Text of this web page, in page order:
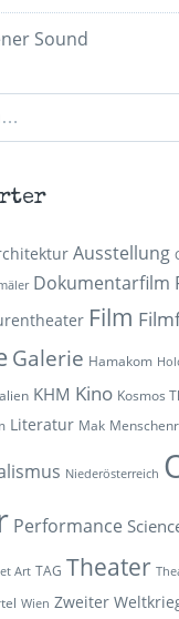
Sound
Ausstellung
Dokumentarfilm
Film
Galerie Hamakom
KHM Kino Kosmos
Literatur Mak
Niederösterreich
Performance
Art TAG Theater
Wien Zweiter